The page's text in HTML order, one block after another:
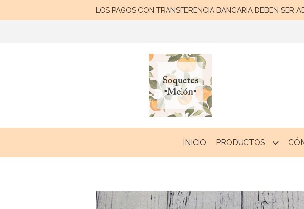
LOS PAGOS CON TRANSFERENCIA BANCARIA DEBEN SER
INICIO PRODUCTOS